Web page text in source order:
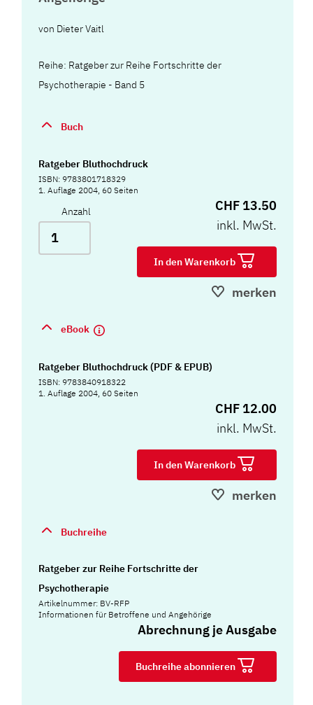
von Dieter Vaitl
Reihe: Ratgeber zur Reihe Fortschritte der
Psychotherapie - Band 5
Buch
Ratgeber Bluthochdruck
ISBN: 9783801718329
1. Auflage 2004, 60 Seiten
Anzahl
CHF 13.50
inkl. MwSt.
In den Warenkorb
merken
eBook
Ratgeber Bluthochdruck (PDF & EPUB)
ISBN: 9783840918322
1. Auflage 2004, 60 Seiten
CHF 12.00
inkl. MwSt.
In den Warenkorb
merken
Buchreihe
Ratgeber zur Reihe Fortschritte der
Psychotherapie
Artikelnummer: BV-RFP
Informationen für Betroffene und Angehörige
Abrechnung je Ausgabe
Buchreihe abonnieren